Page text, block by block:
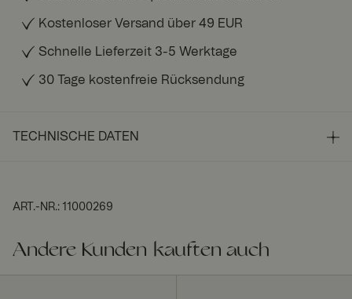
Kostenloser Versand über 49 EUR
Schnelle Lieferzeit 3-5 Werktage
30 Tage kostenfreie Rücksendung
TECHNISCHE DATEN
ART.-NR.: 11000269
Andere Kunden kauften auch